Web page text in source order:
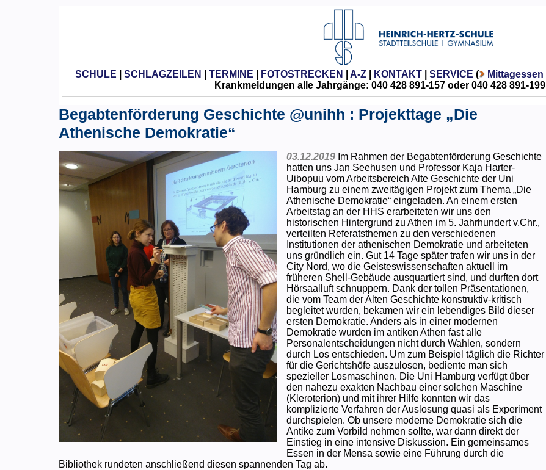
SCHULE SCHLAGZEILEN TERMINE FOTOSTRECKEN A-Z| KONTAKT| SERVICE ( Mittagessen
Krankmeldungen alle Jahrgänge: 040 428 891-157 oder 040 428 891-199
Begabtenförderung Geschichte @unihh : Projekttage „Die
Athenische Demokratie“
03.12.2019 Im Rahmen der Begabtenförderung Geschichte
hatten uns Jan Seehusen und Professor Kaja Harter-
Uibopuu vom Arbeitsbereich Alte Geschichte der Uni
Hamburg zu einem zweitägigen Projekt zum Thema „Die
Athenische Demokratie“ eingeladen. An einem ersten
Arbeitstag an der HHS erarbeiteten wir uns den
historischen Hintergrund zu Athen im 5. Jahrhundert v.Chr.,
verteilten Referatsthemen zu den verschiedenen
Institutionen der athenischen Demokratie und arbeiteten
uns gründlich ein. Gut 14 Tage später trafen wir uns in der
City Nord, wo die Geisteswissenschaften aktuell im
früheren Shell-Gebäude ausquartiert sind, und durften dort
Hörsaalluft schnuppern. Dank der tollen Präsentationen,
die vom Team der Alten Geschichte konstruktiv-kritisch
begleitet wurden, bekamen wir ein lebendiges Bild dieser
ersten Demokratie. Anders als in einer modernen
Demokratie wurden im antiken Athen fast alle
Personalentscheidungen nicht durch Wahlen, sondern
durch Los entschieden. Um zum Beispiel täglich die Richter
für die Gerichtshöfe auszulosen, bediente man sich
spezieller Losmaschinen. Die Uni Hamburg verfügt über
den nahezu exakten Nachbau einer solchen Maschine
(Kleroterion) und mit ihrer Hilfe konnten wir das
komplizierte Verfahren der Auslosung quasi als Experiment
durchspielen. Ob unsere moderne Demokratie sich die
Antike zum Vorbild nehmen sollte, war dann direkt der
Einstieg in eine intensive Diskussion. Ein gemeinsames
Essen in der Mensa sowie eine Führung durch die
Bibliothek rundeten anschließend diesen spannenden Tag ab.